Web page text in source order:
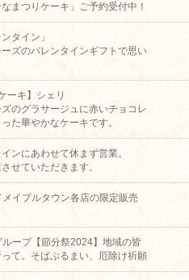
まつりケーキ」ご予約受付中！
タイン」
ズのバレンタインギフトで思い
ーキ】シェリ
のグラサージュに赤いチョコレ
た華やかなケーキです。
ンにあわせて休まず営業。
せていただきます。
イプルタウン各店の限定販売
ープ【節分祭2024】地域の皆
て。そばぶるまい、厄除け祈願